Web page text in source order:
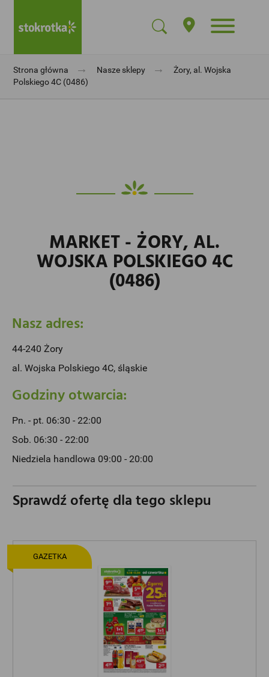
Strona główna → Nasze sklepy →
Żory, al. Wojska
Polskiego 4C (0486)
MARKET - ŻORY, AL.
WOJSKA POLSKIEGO 4C
(0486)
Nasz adres:
44-240 Żory
al. Wojska Polskiego 4C, śląskie
Godziny otwarcia:
Pn. - pt. 06:30 - 22:00
Sob. 06:30 - 22:00
Niedziela handlowa 09:00 - 20:00
Sprawdź ofertę dla tego sklepu
GAZETKA